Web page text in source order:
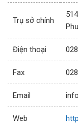
Trụ sở chính
Điện thoại
Fax
Email
Web